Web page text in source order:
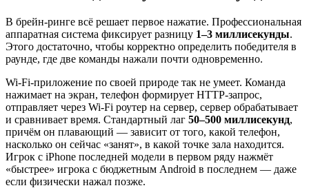
В брейн-ринге всё решает первое нажатие. Профессиональная
аппаратная система фиксирует разницу 1–3 миллисекунды.
Этого достаточно, чтобы корректно определить победителя в
раунде, где две команды нажали почти одновременно.
Wi-Fi-приложение по своей природе так не умеет. Команда
нажимает на экран, телефон формирует HTTP-запрос,
отправляет через Wi-Fi роутер на сервер, сервер обрабатывает
и сравнивает время. Стандартный лаг 50–500 миллисекунд,
причём он плавающий — зависит от того, какой телефон,
насколько он сейчас «занят», в какой точке зала находится.
Игрок с iPhone последней модели в первом ряду нажмёт
«быстрее» игрока с бюджетным Android в последнем — даже
если физически нажал позже.